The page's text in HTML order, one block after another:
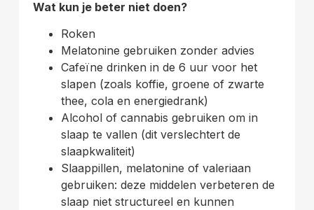
Wat kun je beter niet doen?
Roken
Melatonine gebruiken zonder advies
Cafeïne drinken in de 6 uur voor het
slapen (zoals koffie, groene of zwarte
thee, cola en energiedrank)
Alcohol of cannabis gebruiken om in
slaap te vallen (dit verslechtert de
slaapkwaliteit)
Slaappillen, melatonine of valeriaan
gebruiken: deze middelen verbeteren de
slaap niet structureel en kunnen